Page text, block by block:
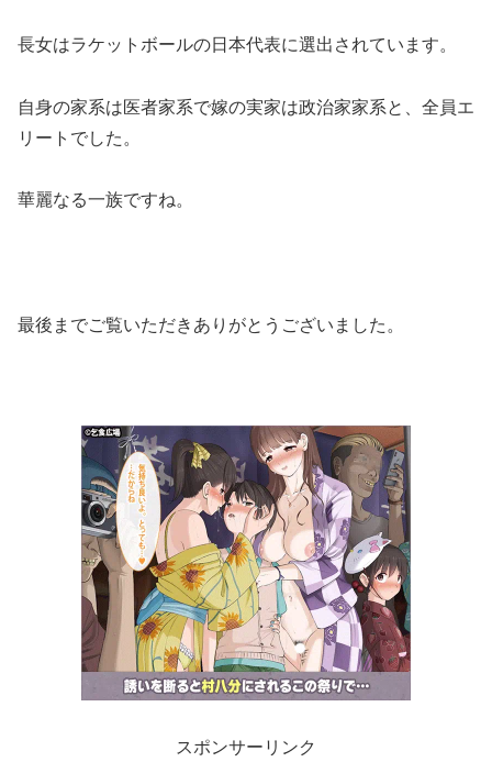
長女はラケットボールの日本代表に選出されています。
自身の家系は医者家系で嫁の実家は政治家家系と、全員エ
リートでした。
華麗なる一族ですね。
最後までご覧いただきありがとうございました。
スポンサーリンク